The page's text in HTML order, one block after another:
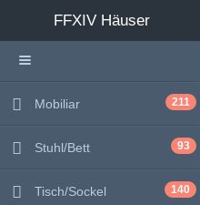
FFXIV Häuser
Mobiliar 211
Stuhl/Bett 93
Tisch/Sockel 140